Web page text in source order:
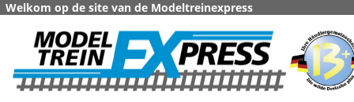
Welkom op de site van de Modeltreinexpress